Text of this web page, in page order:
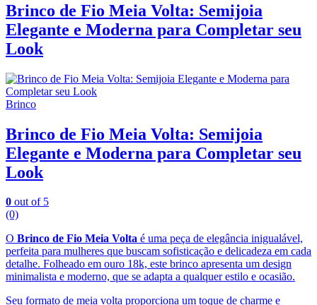
Brinco de Fio Meia Volta: Semijoia
Elegante e Moderna para Completar seu
Look
Brinco
Brinco de Fio Meia Volta: Semijoia
Elegante e Moderna para Completar seu
Look
0 out of 5
(0)
O Brinco de Fio Meia Volta é uma peça de elegância inigualável,
perfeita para mulheres que buscam sofisticação e delicadeza em cada
detalhe. Folheado em ouro 18k, este brinco apresenta um design
minimalista e moderno, que se adapta a qualquer estilo e ocasião.
Seu formato de meia volta proporciona um toque de charme e